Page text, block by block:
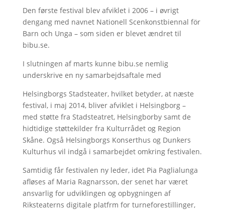
Den første festival blev afviklet i 2006 – i øvrigt
dengang med navnet Nationell Scenkonstbiennal för
Barn och Unga – som siden er blevet ændret til
bibu.se.
I slutningen af marts kunne bibu.se nemlig
underskrive en ny samarbejdsaftale med
Helsingborgs Stadsteater, hvilket betyder, at næste
festival, i maj 2014, bliver afviklet i Helsingborg –
med støtte fra Stadsteatret, Helsingborby samt de
hidtidige støttekilder fra Kulturrådet og Region
Skåne. Også Helsingborgs Konserthus og Dunkers
Kulturhus vil indgå i samarbejdet omkring festivalen.
Samtidig får festivalen ny leder, idet Pia Paglialunga
afløses af Maria Ragnarsson, der senet har været
ansvarlig for udviklingen og opbygningen af
Riksteaterns digitale platfrm for turneforestillinger,